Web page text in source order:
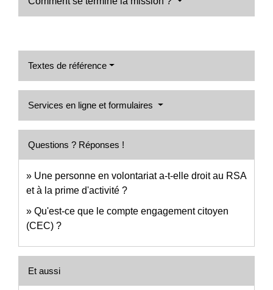
Textes de référence
Services en ligne et formulaires
Questions ? Réponses !
Une personne en volontariat a-t-elle droit au RSA
et à la prime d'activité ?
Qu'est-ce que le compte engagement citoyen
(CEC) ?
Et aussi